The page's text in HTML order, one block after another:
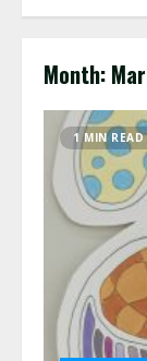
Month:
1 MIN READ